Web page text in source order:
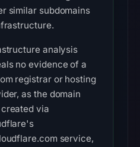
similar subdomains
analysis
no evidence of a
registrar or hosting
as the domain
via
service,